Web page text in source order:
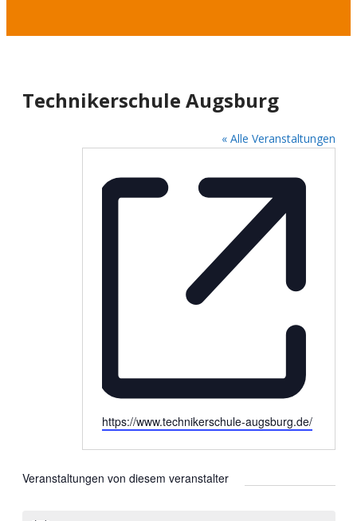
Technikerschule Augsburg
« Alle Veranstaltungen
Webseite
https://www.technikerschule-augsburg.de/
Veranstaltungen von diesem veranstalter